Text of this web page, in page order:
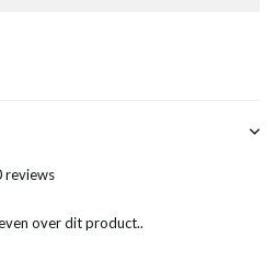
reviews
over dit product..